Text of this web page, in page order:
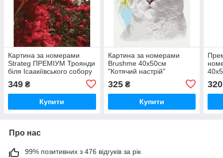
Картина за номерами
Strateg ПРЕМІУМ Троянди
біля Ісаакіївського собору
з лаком розміром 40х50
см (GS1241)
349 ₴
Купити
Картина за номерами
Brushme 40x50см
"Котячий настрій"
325₴
Купити
320
Про нас
99% позитивних з 476 відгуків за рік